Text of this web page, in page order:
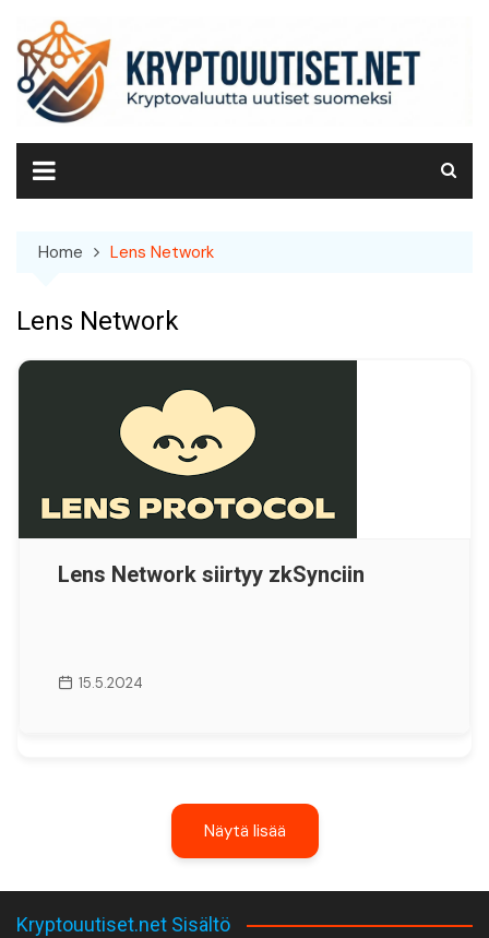
content
Home Lens Network
Lens Network
Lens Network siirtyy zkSynciin
15.5.2024
Näytä lisää
Kryptouutiset.net Sisältö